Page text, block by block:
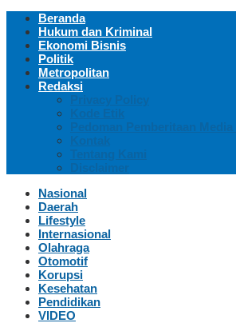
Beranda
Hukum dan Kriminal
Ekonomi Bisnis
Politik
Metropolitan
Redaksi
Privacy Policy
Kode Etik
Pedoman Pemberitaan Media
Kontak
Tentang Kami
Disclaimer
Nasional
Daerah
Lifestyle
Internasional
Olahraga
Otomotif
Korupsi
Kesehatan
Pendidikan
VIDEO